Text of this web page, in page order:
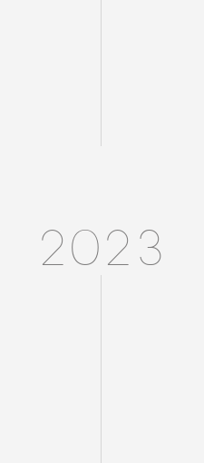
2023